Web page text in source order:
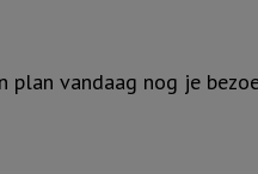
plan vandaag nog je